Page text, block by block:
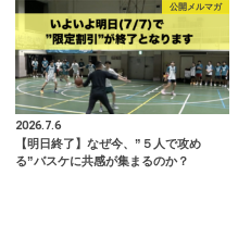
公開メルマガ
2026.7.6
【明日終了】なぜ今、”５人で攻め
る”バスケに共感が集まるのか？